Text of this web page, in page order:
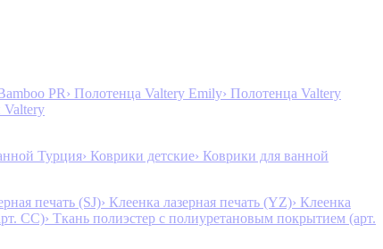
PR› Полотенца Valtery Emily› Полотенца Valtery
Valtery
Турция› Коврики детские› Коврики для ванной
печать (SJ)› Клеенка лазерная печать (YZ)› Клеенка
CC)› Ткань полиэстер с полиуретановым покрытием (арт.